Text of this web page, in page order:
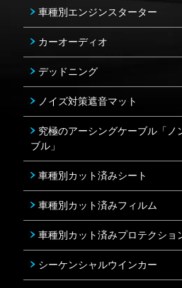
車種別エンジンスターター
カーオーディオ
デッドニング
ノイズ対策遮音マット
究極のアーシングケーブル「ノ
ブル」
車種別カット済みシート
車種別カット済みフィルム
車種別カット済みプロテクショ
シーケンシャルウインカー